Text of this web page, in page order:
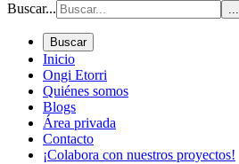
Buscar... ...
Buscar
Inicio
Ongi Etorri
Quiénes somos
Blogs
Área privada
Contacto
¡Colabora con nuestros proyectos!